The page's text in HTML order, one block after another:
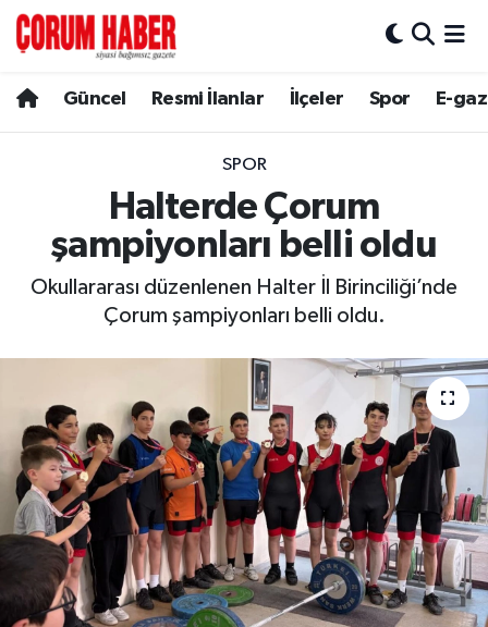
Güncel Resmi İlanlar İlçeler Spor E-
SPOR
Halterde Çorum
şampiyonları belli oldu
Okullararası düzenlenen Halter İl Birinciliği’nde
Çorum şampiyonları belli oldu.
Spor
Resmi İlanlar
Alaca
Bayat
Boğazkale
Dodurga
İskilip
Kargı
Laçin
Hava Durumu
Çorum Namaz Vakitleri
Trafik Durumu
Süper Lig Puan Durumu ve Fikstür
Tüm Manşetler
Son Dakika Haberleri
Haber Arşivi